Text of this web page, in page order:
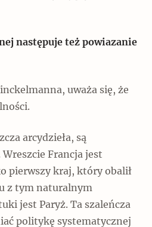
następuje też powiazanie
uważa się, że
arcydzieła, są
Francja jest
pierwszy kraj, który obalił
z tym naturalnym
jest Paryż. Ta szaleńcza
politykę systematycznej